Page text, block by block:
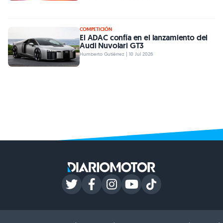
COMPETICIÓN
El ADAC confía en el lanzamiento del
Audi Nuvolari GT3
Humberto Gutiérrez | 10 Jul 2026